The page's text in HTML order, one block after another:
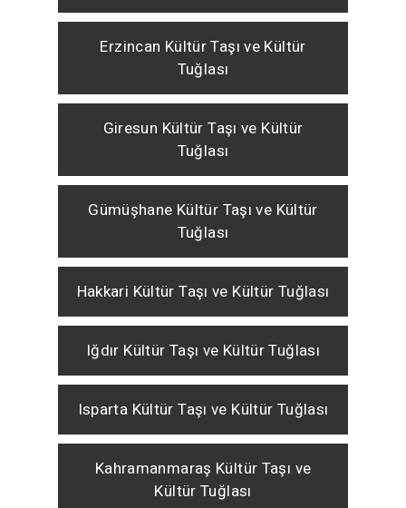
Erzincan Kültür Taşı ve Kültür
Tuğlası
Giresun Kültür Taşı ve Kültür
Tuğlası
Gümüşhane Kültür Taşı ve Kültür
Tuğlası
Hakkari Kültür Taşı ve Kültür Tuğlası
Iğdır Kültür Taşı ve Kültür Tuğlası
Isparta Kültür Taşı ve Kültür Tuğlası
Kahramanmaraş Kültür Taşı ve
Kültür Tuğlası